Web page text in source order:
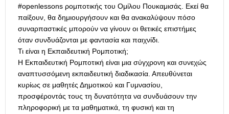
#openlessons ρομποτικής του Ομίλου Πουκαμισάς. Εκεί θα
παίξουν, θα δημιουργήσουν και θα ανακαλύψουν πόσο
συναρπαστικές μπορούν να γίνουν οι θετικές επιστήμες
όταν συνδυάζονται με φαντασία και παιχνίδι.
Τι είναι η Εκπαιδευτική Ρομποτική;
Η Εκπαιδευτική Ρομποτική είναι μια σύγχρονη και συνεχώς
αναπτυσσόμενη εκπαιδευτική διαδικασία. Απευθύνεται
κυρίως σε μαθητές Δημοτικού και Γυμνασίου,
προσφέροντάς τους τη δυνατότητα να συνδυάσουν την
πληροφορική με τα μαθηματικά, τη φυσική και τη